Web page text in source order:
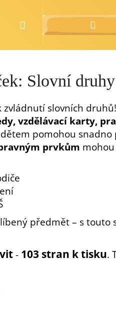
o násHledat
Slovní druhy
zvládnutí slovních
vzdělávací karty,
pomohou
prvkům
předmět – s touto
- 103 stran k tisku.